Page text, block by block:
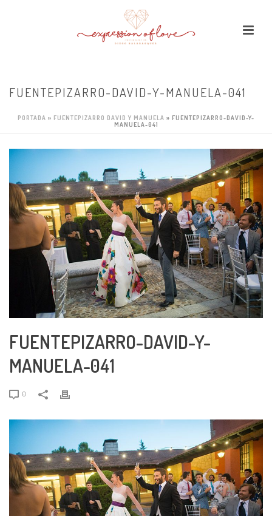
FUENTEPIZARRO-DAVID-Y-MANUELA-041
PORTADA » FUENTEPIZARRO DAVID Y MANUELA » FUENTEPIZARRO-DAVID-Y-
MANUELA-041
FUENTEPIZARRO-DAVID-Y-
MANUELA-041
0